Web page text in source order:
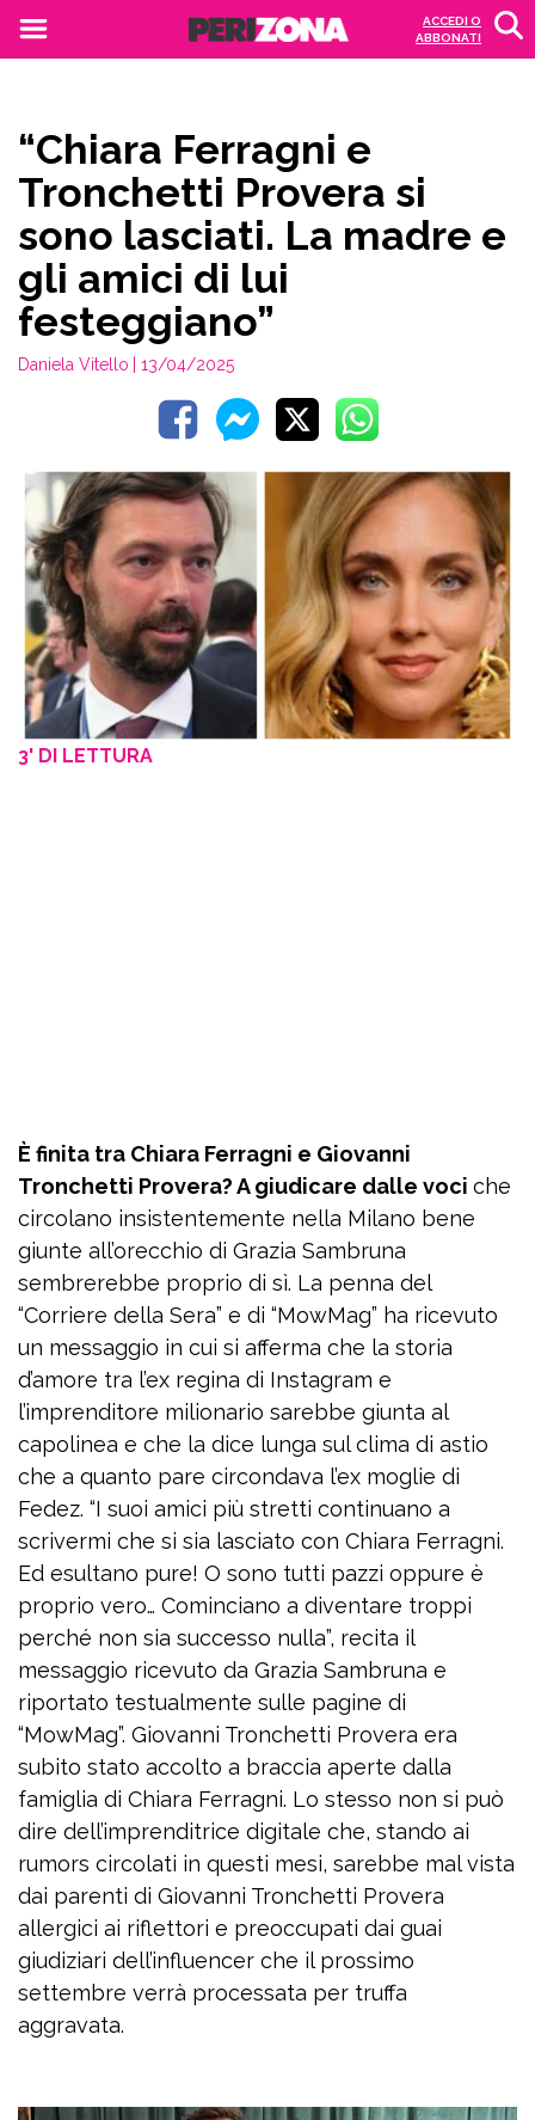
ACCEDI O
ABBONATI
“Chiara Ferragni e
Tronchetti Provera si
sono lasciati. La madre e
gli amici di lui
festeggiano”
Daniela Vitello | 13/04/2025
3' DI LETTURA
È finita tra Chiara Ferragni e Giovanni
Tronchetti Provera? A giudicare dalle voci che
circolano insistentemente nella Milano bene
giunte all’orecchio di Grazia Sambruna
sembrerebbe proprio di sì. La penna del
“Corriere della Sera” e di “MowMag” ha ricevuto
un messaggio in cui si afferma che la storia
d’amore tra l’ex regina di Instagram e
l’imprenditore milionario sarebbe giunta al
capolinea e che la dice lunga sul clima di astio
che a quanto pare circondava l’ex moglie di
Fedez. “I suoi amici più stretti continuano a
scrivermi che si sia lasciato con Chiara Ferragni.
Ed esultano pure! O sono tutti pazzi oppure è
proprio vero… Cominciano a diventare troppi
perché non sia successo nulla”, recita il
messaggio ricevuto da Grazia Sambruna e
riportato testualmente sulle pagine di
“MowMag”. Giovanni Tronchetti Provera era
subito stato accolto a braccia aperte dalla
famiglia di Chiara Ferragni. Lo stesso non si può
dire dell’imprenditrice digitale che, stando ai
rumors circolati in questi mesi, sarebbe mal vista
dai parenti di Giovanni Tronchetti Provera
allergici ai riflettori e preoccupati dai guai
giudiziari dell’influencer che il prossimo
settembre verrà processata per truffa
aggravata.